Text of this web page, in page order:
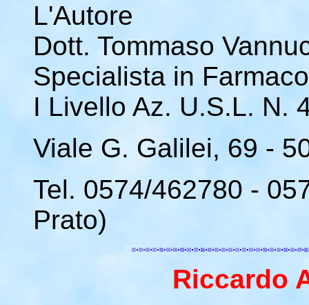
L'Autore
Dott. Tommaso
Specialista in
I Livello Az. U.S.L. N.
Viale G. Galilei, 69 -
Tel. 0574/462780 -
Prato)
Riccardo